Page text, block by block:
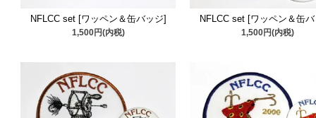
NFLCC set [ワッペン＆缶バッジ]
1,500円(内税)
NFLCC set [ワッペン＆缶
1,500円(内税)